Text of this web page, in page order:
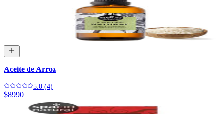
Aceite de Arroz
5.0 (4)
$8990